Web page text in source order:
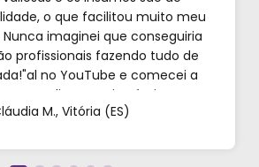
o que facilitou muito meu
imaginei que conseguiria
profissionais fazendo tudo de
no YouTube e comecei a
As dicas são incríveis e os
exatamente como mostram nos
perfumes!”
M., Vitória (ES)